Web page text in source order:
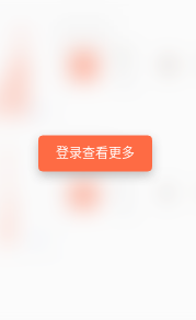
登录查看更多